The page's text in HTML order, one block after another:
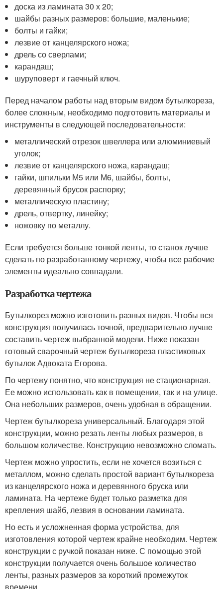
доска из ламината 30 х 20;
шайбы разных размеров: большие, маленькие;
болты и гайки;
лезвие от канцелярского ножа;
дрель со сверлами;
карандаш;
шуруповерт и гаечный ключ.
Перед началом работы над вторым видом бутылкореза,
более сложным, необходимо подготовить материалы и
инструменты в следующей последовательности:
металлический отрезок швеллера или алюминиевый
уголок;
лезвие от канцелярского ножа, карандаш;
гайки, шпильки М5 или М6, шайбы, болты,
деревянный брусок распорку;
металлическую пластину;
дрель, отвертку, линейку;
ножовку по металлу.
Если требуется больше тонкой ленты, то станок лучше
сделать по разработанному чертежу, чтобы все рабочие
элементы идеально совпадали.
Разработка чертежа
Бутылкорез можно изготовить разных видов. Чтобы вся
конструкция получилась точной, предварительно лучше
составить чертеж выбранной модели. Ниже показан
готовый сварочный чертеж бутылкореза пластиковых
бутылок Адвоката Егорова.
По чертежу понятно, что конструкция не стационарная.
Ее можно использовать как в помещении, так и на улице.
Она небольших размеров, очень удобная в обращении.
Чертеж бутылкореза универсальный. Благодаря этой
конструкции, можно резать ленты любых размеров, в
большом количестве. Конструкцию невозможно сломать.
Чертеж можно упростить, если не хочется возиться с
металлом, можно сделать простой вариант бутылкореза
из канцелярского ножа и деревянного бруска или
ламината. На чертеже будет только разметка для
крепления шайб, лезвия в основании ламината.
Но есть и усложненная форма устройства, для
изготовления которой чертеж крайне необходим. Чертеж
конструкции с ручкой показан ниже. С помощью этой
конструкции получается очень большое количество
ленты, разных размеров за короткий промежуток